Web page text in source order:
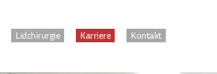
Lidchirurgie Karriere Kontakt